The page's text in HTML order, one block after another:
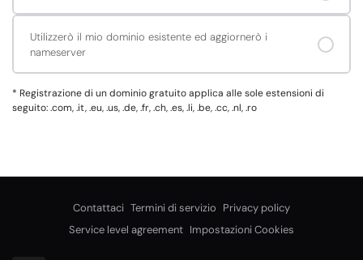
Utilizzerò il mio dominio esistente ed aggiornerò i
nameserver
* Registrazione di un dominio gratuito applica alle sole estensioni di
seguito: .com, .it, .eu, .us, .de, .fr, .ch, .es, .li, .be, .cc, .nl, .ro
Contattaci Termini di servizio Privacy policy
Service level agreement Impostazioni Cookies